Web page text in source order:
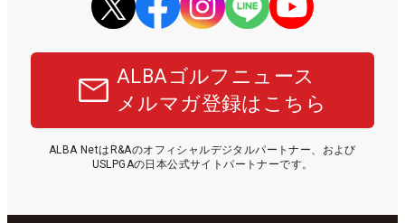
ALBAゴルフニュース
メルマガ登録はこちら
ALBA NetはR&Aのオフィシャルデジタルパートナー、および
USLPGAの日本公式サイトパートナーです。